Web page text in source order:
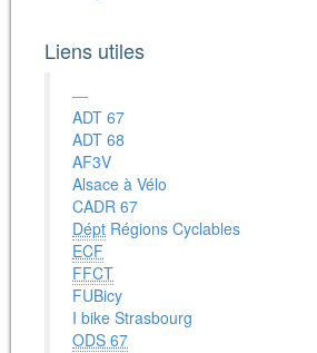
Liens utiles
ADT 67
ADT 68
AF3V
Alsace à Vélo
CADR 67
Dépt Régions Cyclables
ECF
FFCT
FUBicy
I bike Strasbourg
ODS 67